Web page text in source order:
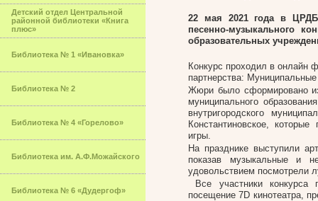
Детский отдел Центральной
районной библиотеки «Книга
плюс»
Библиотека № 1 «Ивановка»
Библиотека № 2
Библиотека № 4 «Горелово»
Библиотека им. А.Ф.Можайского
Библиотека № 6 «Дудергоф»
22 мая 2021 года в ЦРДБ
песенно-музыкального
образовательных
Конкурс проходил в онлайн
партнерства:
Жюри было сформировано из
муниципального
внутригородского
Константиновское,
игры.
На празднике выступили
показав музыкальные и
удовольствием посмотрели
Все участники конкурса
посещение 7D кинотеатра,